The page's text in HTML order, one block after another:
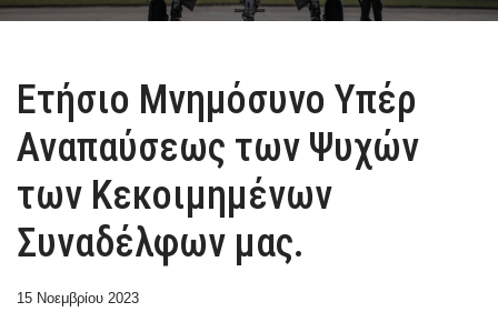
Ετήσιο Μνημόσυνο Υπέρ
Αναπαύσεως των Ψυχών
των Κεκοιμημένων
Συναδέλφων μας.
15 Νοεμβρίου 2023